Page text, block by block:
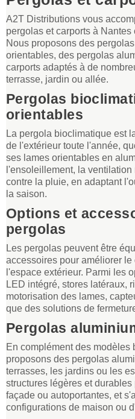
A2T Distributions vous
pergolas et carports à
Nous proposons des
orientables, des pergolas
carports adaptés à de
terrasse, jardin ou allée.
Pergolas
orientables
La pergola bioclimatique est
de l'extérieur toute l'année,
ses lames orientables en
l'ensoleillement, la
contre la pluie, en adaptant
la saison.
Options et
pergolas
Les pergolas peuvent être
accessoires pour améliorer
l'espace extérieur. Parmi les
LED intégré, stores latéraux,
motorisation des lames,
que des solutions de
Pergolas
En complément des modèles
proposons des pergolas
terrasses, les jardins ou les
structures légères et
façade ou autoportantes, et
configurations de maison ou